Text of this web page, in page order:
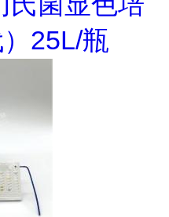
25L/瓶